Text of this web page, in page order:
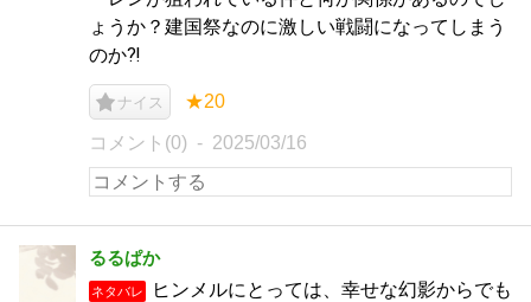
ょうか？建国祭なのに激しい戦闘になってしまう
のか⁈
ナイス ★20
コメント(0) 2025/03/16
るるぱか
ネタバレ
ヒンメルにとっては、幸せな幻影からでも